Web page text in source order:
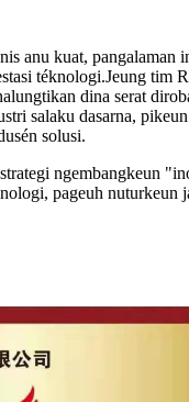
anu kuat,
téknologi.Jeung tim
dina serat
salaku dasarna,
solusi.
strategi ngembangkeun
pageuh